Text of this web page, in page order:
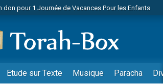
don pour 1 Journée de Vacances Pour les Enfants
sur WhatsApp
groupe sur Zoom
don pour Diane, 80 ans, dans un appartement
Etude sur Texte Musique Paracha